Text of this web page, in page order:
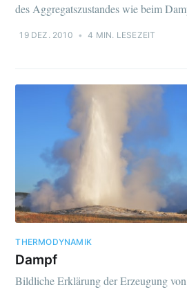
des Aggregatszustandes wie beim
19 DEZ. 2010 • 4 MIN. LESEZEIT
THERMODYNAMIK
Dampf
Bildliche Erklärung der Erzeugung